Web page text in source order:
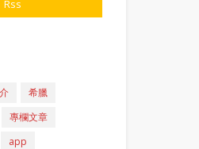
希臘
專欄文章
app